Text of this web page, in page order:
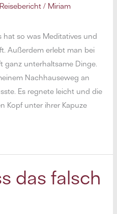
Reisebericht / Miriam
hat so was Meditatives und
Außerdem erlebt man bei
ganz unterhaltsame Dinge.
Nachhauseweg an
Es regnete leicht und die
Kopf unter ihrer Kapuze
das falsch